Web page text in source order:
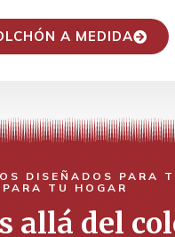
A MEDIDA
DISEÑADOS PARA
TU HOGAR
allá del